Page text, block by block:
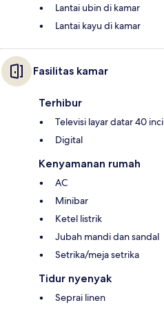
Lantai ubin di kamar
Lantai kayu di kamar
Fasilitas kamar
Terhibur
Televisi layar datar 40 inci
Digital
Kenyamanan rumah
AC
Minibar
Ketel listrik
Jubah mandi dan sandal
Setrika/meja setrika
Tidur nyenyak
Seprai linen